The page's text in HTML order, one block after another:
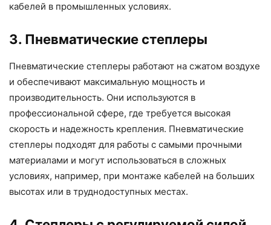
кабелей в промышленных условиях.
3. Пневматические степлеры
Пневматические степлеры работают на сжатом воздухе
и обеспечивают максимальную мощность и
производительность. Они используются в
профессиональной сфере, где требуется высокая
скорость и надежность крепления. Пневматические
степлеры подходят для работы с самыми прочными
материалами и могут использоваться в сложных
условиях, например, при монтаже кабелей на больших
высотах или в труднодоступных местах.